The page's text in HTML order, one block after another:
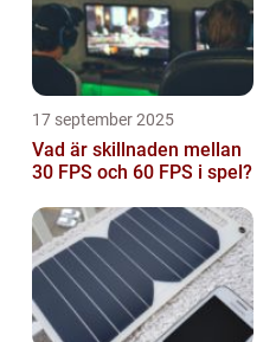
17 september 2025
Vad är skillnaden mellan
30 FPS och 60 FPS i spel?